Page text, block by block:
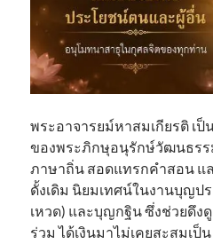
พระอาจารยม์หาสมเกียรติ เ
ของพระภิกษุอนุรักษ์วัฒนธร
ภาษาถิ่น สอดแทรกคำสอน
ดั้งเดิม นิยมเทศน์ในงานบุญป
เหวด) และบุญกฐิน ซึ่งช่วยดึ
ร่วม ได้เงินมาไม่เคยสะสมเ